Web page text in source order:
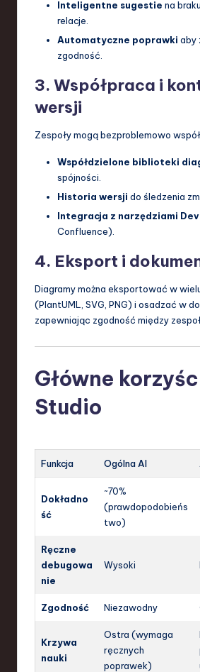
Inteligentne sugestie na
relacje.
Automatyczne poprawki aby
zgodność.
3. Współpraca i
wersji
Zespoły mogą bezproblemowo
Współdzielone biblioteki
spójności.
Historia wersji do śledzenia
Integracja z narzędziami
Confluence).
4. Eksport i
Diagramy można eksportować w
(PlantUML, SVG, PNG) i osadzać w
zapewniając zgodność między
Główne
Studio
Funkcja Ogólna AI
Dokładno
ść
~70%
(prawdopodobieńs
two)
Ręczne
debugowa
nie
Wysoki
Zgodność Niezawodny
Krzywa
nauki
Ostra (wymaga
ręcznych
poprawek)